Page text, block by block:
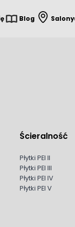
Blog Salony
Ścieralność
Płytki PEI II
Płytki PEI III
Płytki PEI IV
Płytki PEI V